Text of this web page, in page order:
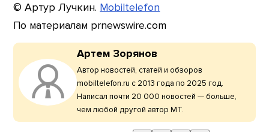
© Артур Лучкин. Mobiltelefon
По материалам prnewswire.com
Артем Зорянов
Автор новостей, статей и обзоров
mobiltelefon.ru с 2013 года по 2025 год.
Написал почти 20 000 новостей — больше,
чем любой другой автор МТ.